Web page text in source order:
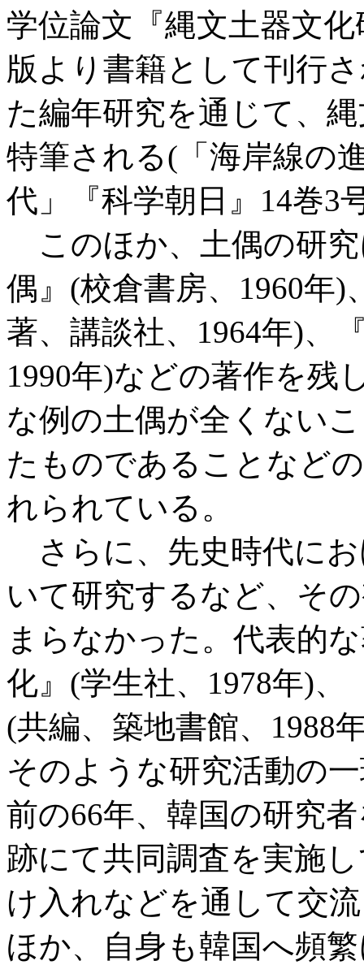
学位論文『縄文土器文
版より書籍として刊行
た編年研究を通じて、
特筆される(「海岸線の
代」『科学朝日』14巻3
このほか、土偶の研
偶』(校倉書房、1960年)
著、講談社、1964年)、
1990年)などの著作を残
な例の土偶が全くない
たものであることなど
れられている。
さらに、先史時代に
いて研究するなど、そ
まらなかった。代表的
化』(学生社、1978年)
(共編、築地書館、1988
そのような研究活動の
前の66年、韓国の研究
跡にて共同調査を実施
け入れなどを通して交
ほか、自身も韓国へ頻